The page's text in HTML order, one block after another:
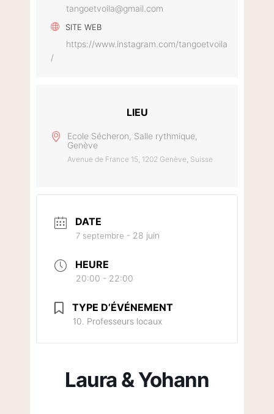
tangoetvoila@gmail.com
SITE WEB
https://www.instagram.com/tangoetvoila
/
LIEU
Ecole Sécheron, Salle rythmique,
Genève
Avenue de France 15, 1202 Genève, Suisse
DATE
7 septembre - 28 juin
HEURE
20:00 - 22:00
TYPE D’ÉVÉNEMENT
10. Professeurs locaux
Laura & Yohann